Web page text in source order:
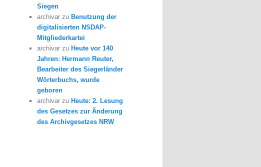
Siegen
archivar zuBenutzung der
digitalisierten NSDAP-
Mitgliederkartei
archivar zuHeute vor 140
Jahren: Hermann Reuter,
Bearbeiter des Siegerländer
Wörterbuchs, wurde
geboren
archivar zuHeute: 2. Lesung
des Gesetzes zur Änderung
des Archivgesetzes NRW